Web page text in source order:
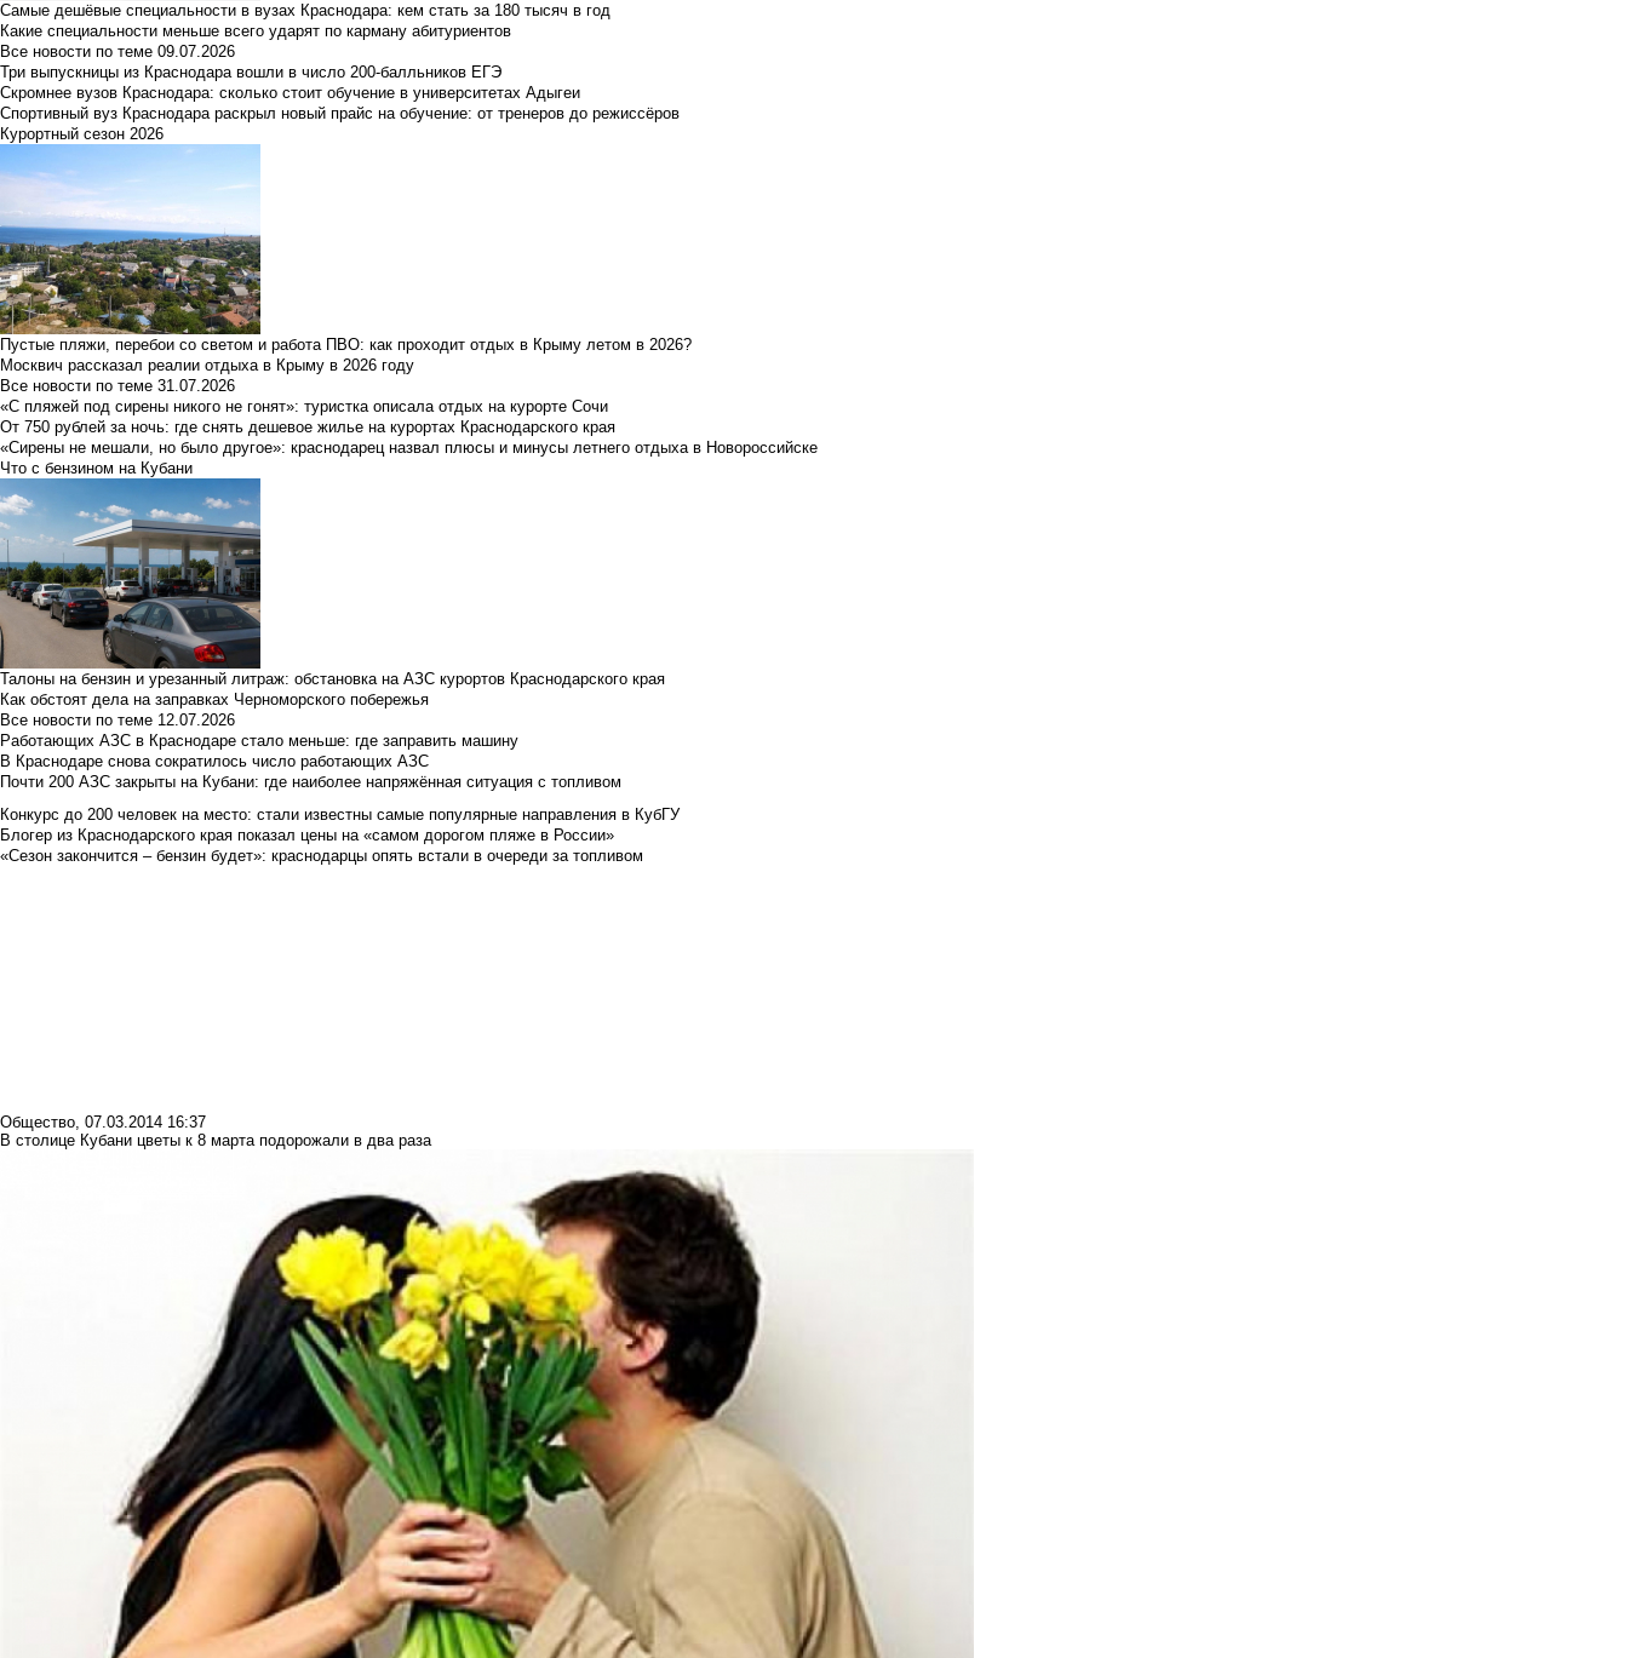
Самые дешёвые специальности в вузах Краснодара: кем стать за 180 тысяч в год
Какие специальности меньше всего ударят по карману абитуриентов
Все новости по теме 09.07.2026
Три выпускницы из Краснодара вошли в число 200-балльников ЕГЭ
Скромнее вузов Краснодара: сколько стоит обучение в университетах Адыгеи
Спортивный вуз Краснодара раскрыл новый прайс на обучение: от тренеров до режиссёров
Курортный сезон 2026
Пустые пляжи, перебои со светом и работа ПВО: как проходит отдых в Крыму летом в 2026?
Москвич рассказал реалии отдыха в Крыму в 2026 году
Все новости по теме 31.07.2026
«С пляжей под сирены никого не гонят»: туристка описала отдых на курорте Сочи
От 750 рублей за ночь: где снять дешевое жилье на курортах Краснодарского края
«Сирены не мешали, но было другое»: краснодарец назвал плюсы и минусы летнего отдыха в Новороссийске
Что с бензином на Кубани
Талоны на бензин и урезанный литраж: обстановка на АЗС курортов Краснодарского края
Как обстоят дела на заправках Черноморского побережья
Все новости по теме 12.07.2026
Работающих АЗС в Краснодаре стало меньше: где заправить машину
В Краснодаре снова сократилось число работающих АЗС
Почти 200 АЗС закрыты на Кубани: где наиболее напряжённая ситуация с топливом
Конкурс до 200 человек на место: стали известны самые популярные направления в КубГУ
Блогер из Краснодарского края показал цены на «самом дорогом пляже в России»
«Сезон закончится – бензин будет»: краснодарцы опять встали в очереди за топливом
Общество, 07.03.2014 16:37
В столице Кубани цветы к 8 марта подорожали в два раза